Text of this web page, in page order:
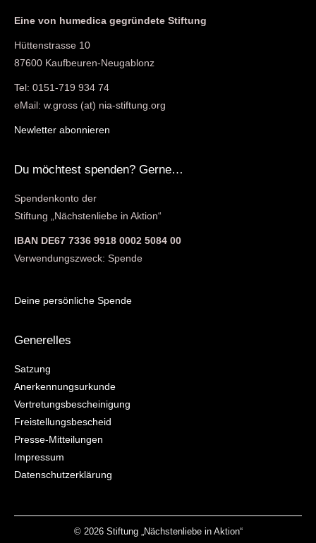
Eine von humedica gegründete Stiftung
Hüttenstrasse 10
87600 Kaufbeuren-Neugablonz
Tel: 0151-719 934 74
eMail: w.gross (at) nia-stiftung.org
Newletter abonnieren
Du möchtest spenden? Gerne…
Spendenkonto der
Stiftung „Nächstenliebe in Aktion“
IBAN DE67 7336 9918 0002 5084 00
Verwendungszweck: Spende
Deine persönliche Spende
Generelles
Satzung
Anerkennungsurkunde
Vertretungsbescheinigung
Freistellungsbescheid
Presse-Mitteilungen
Impressum
Datenschutzerklärung
© 2026 Stiftung „Nächstenliebe in Aktion“